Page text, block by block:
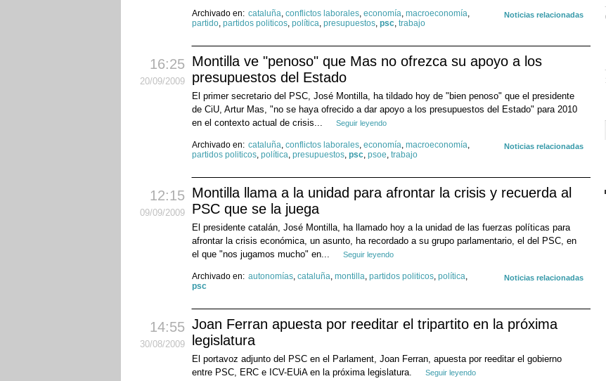
Noticias relacionadas
Archivado en: cataluña, conflictos laborales, economía, macroeconomía,
partido, partidos politicos, política, presupuestos, psc, trabajo
16:25
20/09/2009
Montilla ve "penoso" que Mas no ofrezca su apoyo a los
presupuestos del Estado
El primer secretario del PSC, José Montilla, ha tildado hoy de "bien penoso" que el presidente
de CiU, Artur Mas, "no se haya ofrecido a dar apoyo a los presupuestos del Estado" para 2010
en el contexto actual de crisis...
Seguir leyendo
Noticias relacionadas
Archivado en: cataluña, conflictos laborales, economía, macroeconomía,
partidos politicos, política, presupuestos, psc, psoe, trabajo
12:15
09/09/2009
Montilla llama a la unidad para afrontar la crisis y recuerda al
PSC que se la juega
El presidente catalán, José Montilla, ha llamado hoy a la unidad de las fuerzas políticas para
afrontar la crisis económica, un asunto, ha recordado a su grupo parlamentario, el del PSC, en
el que "nos jugamos mucho" en...
Seguir leyendo
Noticias relacionadas
Archivado en: autonomías, cataluña, montilla, partidos politicos, política,
psc
14:55
30/08/2009
Joan Ferran apuesta por reeditar el tripartito en la próxima
legislatura
El portavoz adjunto del PSC en el Parlament, Joan Ferran, apuesta por reeditar el gobierno
entre PSC, ERC e ICV-EUiA en la próxima legislatura.
Seguir leyendo